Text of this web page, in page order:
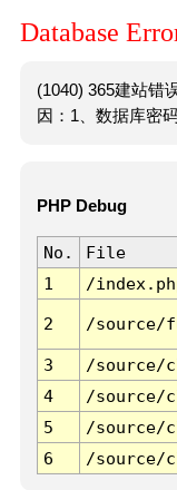
Database
(1040) 365建站错
因：1、数据库密
PHP Debug
No. File
1
/
2 /source/
3 /source/
4
/source/
5
/source/
6
/source/